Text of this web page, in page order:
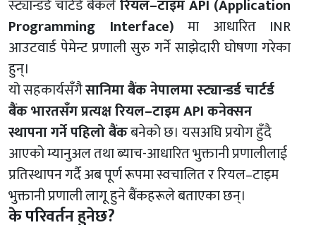
स्ट्यान्डर्ड चार्टर्ड बैंकलेरियल–टाइम API (Application
Programming Interface) मा आधारित INR
आउटवार्ड पेमेन्ट प्रणाली सुरु गर्ने साझेदारी घोषणा गरेका
हुन्।
यो सहकार्यसँगैसानिमा बैंक नेपालमा स्ट्यान्डर्ड चार्टर्ड
बैंक भारतसँग प्रत्यक्ष रियल–टाइम API कनेक्सन
स्थापना गर्ने पहिलो बैंकबनेको छ। यसअघि प्रयोग हुँदै
आएको म्यानुअल तथा ब्याच-आधारित भुक्तानी प्रणालीलाई
प्रतिस्थापन गर्दै अब पूर्ण रूपमा स्वचालित र रियल–टाइम
भुक्तानी प्रणाली लागू हुने बैंकहरूले बताएका छन्।
के परिवर्तन हुनेछ?